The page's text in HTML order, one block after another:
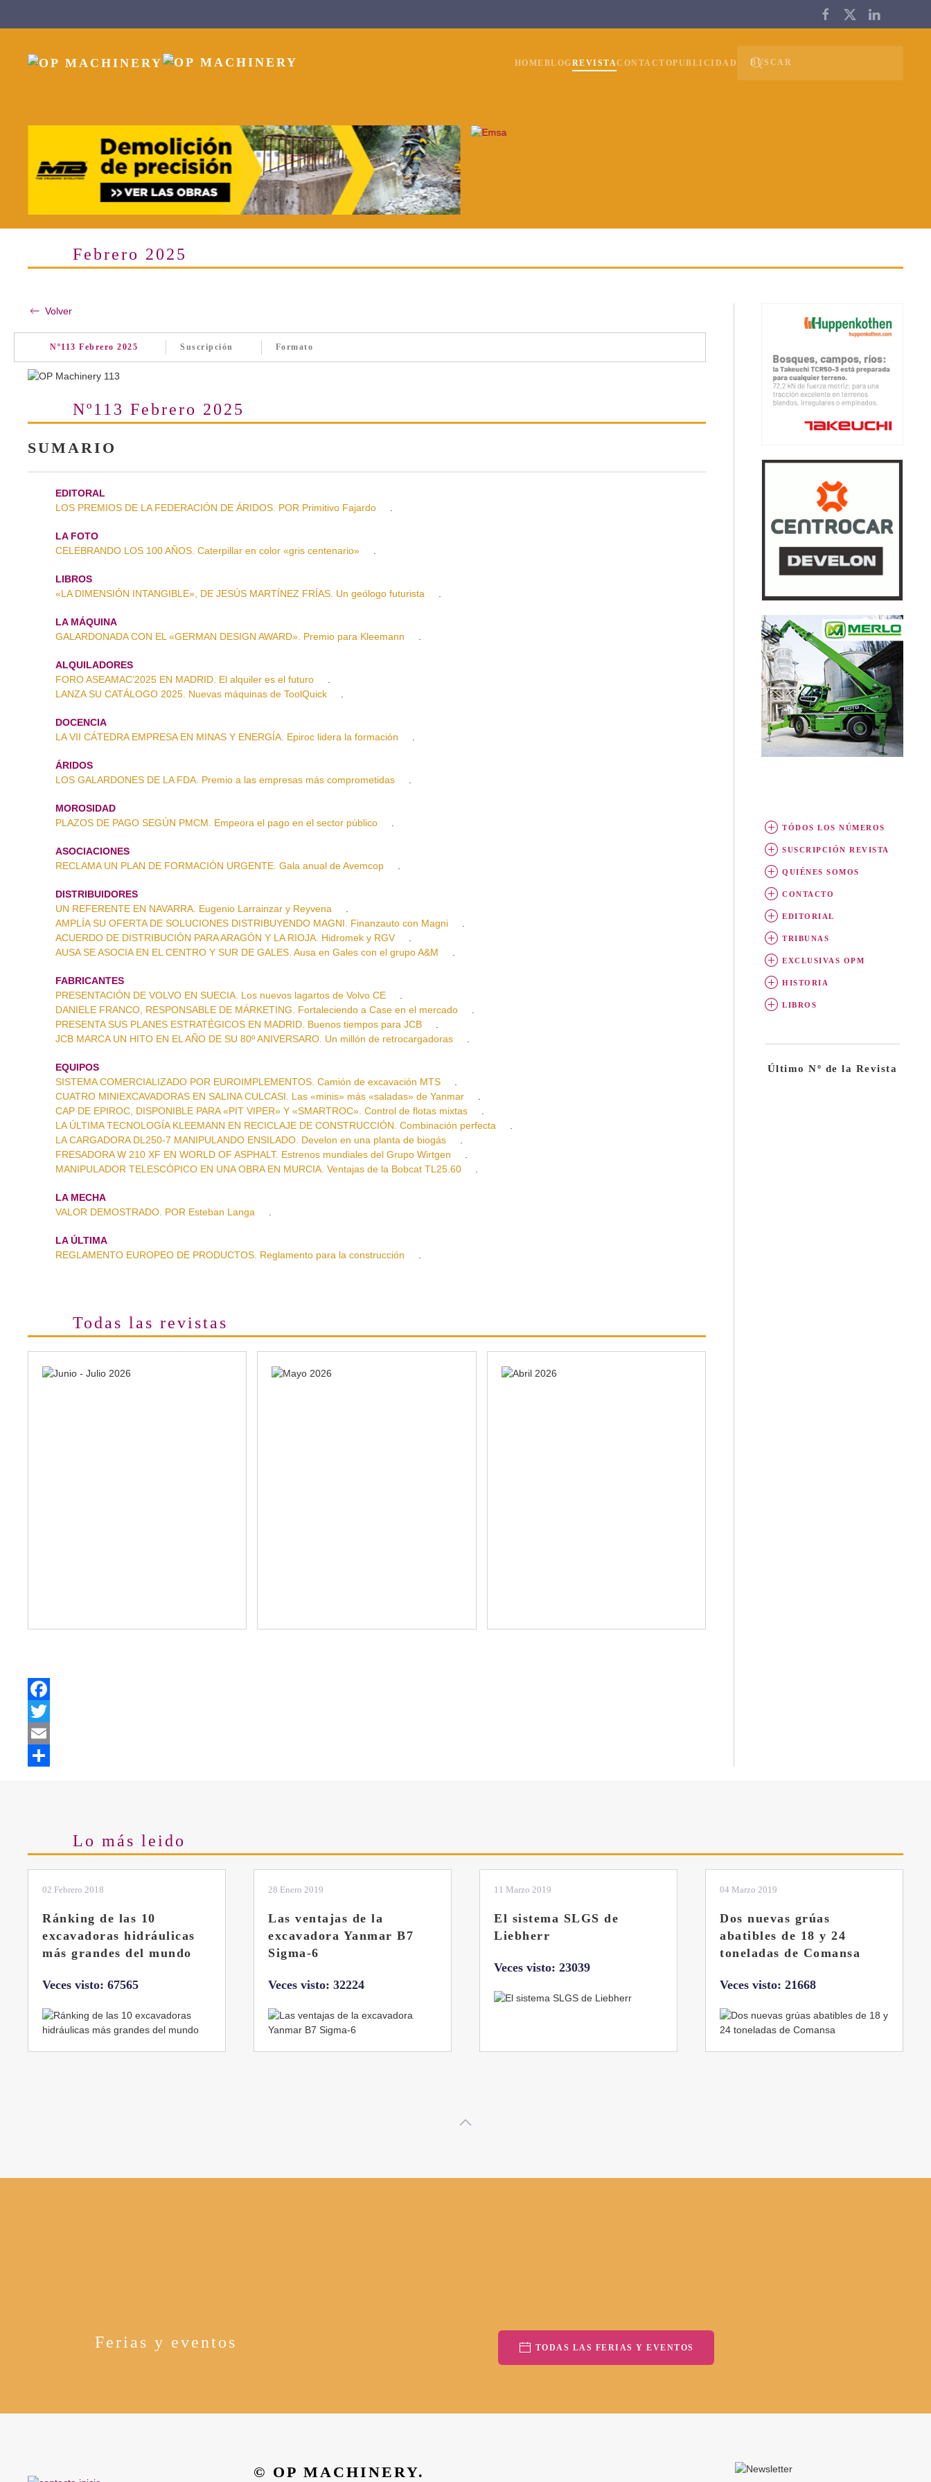
HOMEBLOGREVISTACONTACTOPUBLICIDAD
Febrero 2025
Volver
Nº113 Febrero 2025 Suscripción Formato
Nº113 Febrero 2025
SUMARIO
EDITORAL
LOS PREMIOS DE LA FEDERACIÓN DE ÁRIDOS. POR Primitivo Fajardo
.
LA FOTO
CELEBRANDO LOS 100 AÑOS. Caterpillar en color «gris centenario»
.
LIBROS
«LA DIMENSIÓN INTANGIBLE», DE JESÚS MARTÍNEZ FRÍAS. Un geólogo futurista
.
LA MÁQUINA
GALARDONADA CON EL «GERMAN DESIGN AWARD». Premio para Kleemann
.
ALQUILADORES
FORO ASEAMAC’2025 EN MADRID. El alquiler es el futuro
.
LANZA SU CATÁLOGO 2025. Nuevas máquinas de ToolQuick
.
DOCENCIA
LA VII CÁTEDRA EMPRESA EN MINAS Y ENERGÍA. Epiroc lidera la formación
.
ÁRIDOS
LOS GALARDONES DE LA FDA. Premio a las empresas más comprometidas
.
MOROSIDAD
PLAZOS DE PAGO SEGÚN PMCM. Empeora el pago en el sector público
.
ASOCIACIONES
RECLAMA UN PLAN DE FORMACIÓN URGENTE. Gala anual de Avemcop
.
DISTRIBUIDORES
UN REFERENTE EN NAVARRA. Eugenio Larrainzar y Reyvena
.
AMPLÍA SU OFERTA DE SOLUCIONES DISTRIBUYENDO MAGNI. Finanzauto con Magni
.
ACUERDO DE DISTRIBUCIÓN PARA ARAGÓN Y LA RIOJA. Hidromek y RGV
.
AUSA SE ASOCIA EN EL CENTRO Y SUR DE GALES. Ausa en Gales con el grupo A&M
.
FABRICANTES
PRESENTACIÓN DE VOLVO EN SUECIA. Los nuevos lagartos de Volvo CE
.
DANIELE FRANCO, RESPONSABLE DE MÁRKETING. Fortaleciendo a Case en el mercado
.
PRESENTA SUS PLANES ESTRATÉGICOS EN MADRID. Buenos tiempos para JCB
.
JCB MARCA UN HITO EN EL AÑO DE SU 80º ANIVERSARO. Un millón de retrocargadoras
.
EQUIPOS
SISTEMA COMERCIALIZADO POR EUROIMPLEMENTOS. Camión de excavación MTS
.
CUATRO MINIEXCAVADORAS EN SALINA CULCASI. Las «minis» más «saladas» de Yanmar
.
CAP DE EPIROC, DISPONIBLE PARA «PIT VIPER» Y «SMARTROC». Control de flotas mixtas
.
LA ÚLTIMA TECNOLOGÍA KLEEMANN EN RECICLAJE DE CONSTRUCCIÓN. Combinación perfecta
.
LA CARGADORA DL250-7 MANIPULANDO ENSILADO. Develon en una planta de biogás
.
FRESADORA W 210 XF EN WORLD OF ASPHALT. Estrenos mundiales del Grupo Wirtgen
.
MANIPULADOR TELESCÓPICO EN UNA OBRA EN MURCIA. Ventajas de la Bobcat TL25.60
.
LA MECHA
VALOR DEMOSTRADO. POR Esteban Langa
.
LA ÚLTIMA
REGLAMENTO EUROPEO DE PRODUCTOS. Reglamento para la construcción
.
Todas las revistas
Facebook
Twitter
Email
TÓDOS LOS NÚMEROS
SUSCRIPCIÓN REVISTA
QUIÉNES SOMOS
CONTACTO
EDITORIAL
TRIBUNAS
EXCLUSIVAS OPM
HISTORIA
LIBROS
Último Nº de la Revista
Lo más leido
28 Enero 2019
Las ventajas de la
excavadora Yanmar B7
Sigma-6
Veces visto: 32224
11 Marzo 2019
El sistema SLGS de
Liebherr
04 Marzo 2019
Dos nuevas grúas
abatibles de 18 y 24
01 Febrero 2019
La botella aún no está
llena
Ferias y eventos TODAS LAS FERIAS Y EVENTOS
© OP MACHINERY.